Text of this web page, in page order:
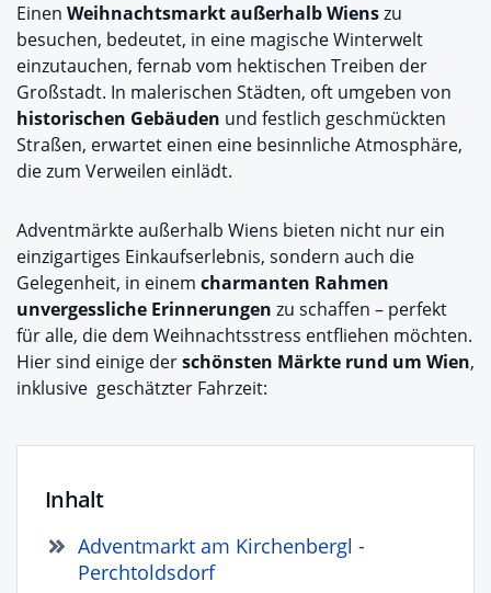
Einen Weihnachtsmarkt außerhalb Wienszu
besuchen, bedeutet, in eine magische Winterwelt
einzutauchen, fernab vom hektischen Treiben der
Großstadt. In malerischen Städten, oft umgeben von
historischen Gebäuden und festlich geschmückten
Straßen, erwartet einen eine besinnliche Atmosphäre,
die zum Verweilen einlädt.
Adventmärkte außerhalb Wiens bieten nicht nur ein
einzigartiges Einkaufserlebnis, sondern auch die
Gelegenheit, in einem charmanten Rahmen
unvergessliche Erinnerungen zu schaffen – perfekt
für alle, die dem Weihnachtsstress entfliehen möchten.
Hier sind einige derschönsten Märkte rund um Wien,
inklusive geschätzter Fahrzeit:
Inhalt
Adventmarkt am Kirchenbergl -
Perchtoldsdorf